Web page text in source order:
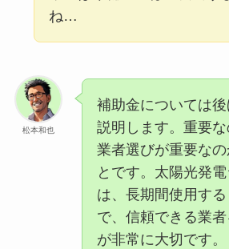
ね…
松本和也
補助金については後
説明します。重要
業者選びが重要な
とです。太陽光発
は、長期間使用す
で、信頼できる業者
が非常に大切です。